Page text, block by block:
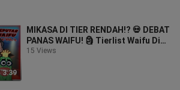
3:39
MIKASA DI TIER RENDAH!? 💀 DEBAT
PANAS WAIFU! 🗿 Tierlist Waifu Di
Acara Virtunite Volume 2 (Part 1)
15 Views